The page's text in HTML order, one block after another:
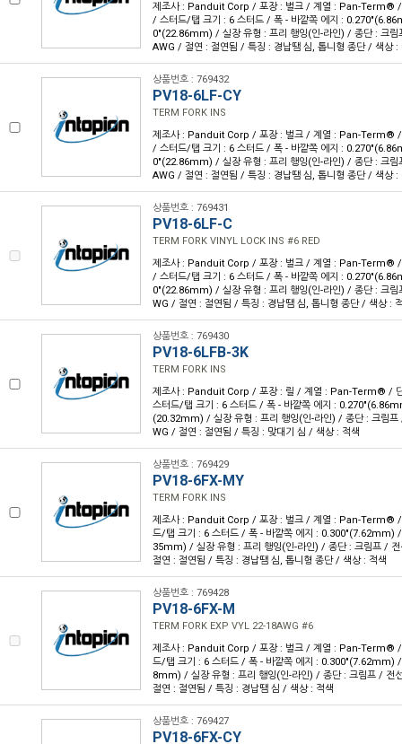
제조사 : Panduit Corp / 포장 : 벌크 / 계열 : Pan-Term® /
/ 스터드/탭 크기 : 6 스터드 / 폭 - 바깥쪽 에지 :
0"(22.86mm) / 실장 유형 : 프리 행잉(인-라인) / 종단 : 크림
AWG / 절연 : 절연됨 / 특징 : 경납땜 심, 톱니형 종단 / 색상 :
상품번호 : 769432
PV18-6LF-CY
TERM FORK INS
제조사 : Panduit Corp / 포장 : 벌크 / 계열 : Pan-Term® /
/ 스터드/탭 크기 : 6 스터드 / 폭 - 바깥쪽 에지 :
0"(22.86mm) / 실장 유형 : 프리 행잉(인-라인) / 종단 : 크림
AWG / 절연 : 절연됨 / 특징 : 경납땜 심, 톱니형 종단 / 색상 :
상품번호 : 769431
PV18-6LF-C
TERM FORK VINYL LOCK INS #6 RED
제조사 : Panduit Corp / 포장 : 벌크 / 계열 : Pan-Term® /
/ 스터드/탭 크기 : 6 스터드 / 폭 - 바깥쪽 에지 :
0"(22.86mm) / 실장 유형 : 프리 행잉(인-라인) / 종단 : 크림
WG / 절연 : 절연됨 / 특징 : 경납땜 심, 톱니형 종단 / 색상 :
상품번호 : 769430
PV18-6LFB-3K
TERM FORK INS
제조사 : Panduit Corp / 포장 : 릴 / 계열 : Pan-Term® /
스터드/탭 크기 : 6 스터드 / 폭 - 바깥쪽 에지 :
(20.32mm) / 실장 유형 : 프리 행잉(인-라인) / 종단 : 크림프
WG / 절연 : 절연됨 / 특징 : 맞대기 심 / 색상 : 적색
상품번호 : 769429
PV18-6FX-MY
TERM FORK INS
제조사 : Panduit Corp / 포장 : 벌크 / 계열 : Pan-Term® /
드/탭 크기 : 6 스터드 / 폭 - 바깥쪽 에지 : 0.300"(7.62mm)
35mm) / 실장 유형 : 프리 행잉(인-라인) / 종단 : 크림프 /
절연 : 절연됨 / 특징 : 경납땜 심, 톱니형 종단 / 색상 : 적색
상품번호 : 769428
PV18-6FX-M
TERM FORK EXP VYL 22-18AWG #6
제조사 : Panduit Corp / 포장 : 벌크 / 계열 : Pan-Term® /
드/탭 크기 : 6 스터드 / 폭 - 바깥쪽 에지 : 0.300"(7.62mm)
8mm) / 실장 유형 : 프리 행잉(인-라인) / 종단 : 크림프 / 전
절연 : 절연됨 / 특징 : 경납땜 심 / 색상 : 적색
상품번호 : 769427
PV18-6FX-CY